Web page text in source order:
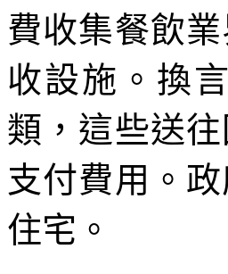
費收集餐飲
收設施。換
類，這些送
支付費用。
住宅。